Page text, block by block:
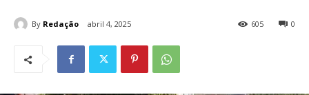
By Redação abril 4, 2025 0
605